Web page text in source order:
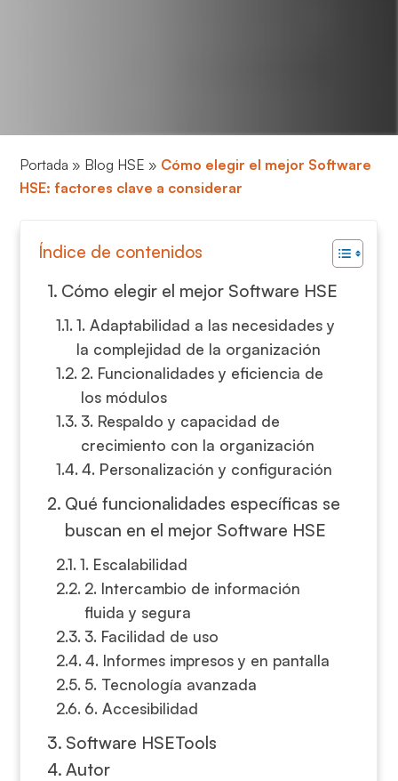
Portada » Blog HSE » Cómo elegir el mejor Software
HSE: factores clave a considerar
Índice de contenidos
Cómo elegir el mejor Software HSE
1. Adaptabilidad a las necesidades y
la complejidad de la organización
2. Funcionalidades y eficiencia de
los módulos
3. Respaldo y capacidad de
crecimiento con la organización
4. Personalización y configuración
Qué funcionalidades específicas se
buscan en el mejor Software HSE
1. Escalabilidad
2. Intercambio de información
fluida y segura
3. Facilidad de uso
4. Informes impresos y en pantalla
5. Tecnología avanzada
6. Accesibilidad
Software HSETools
Autor